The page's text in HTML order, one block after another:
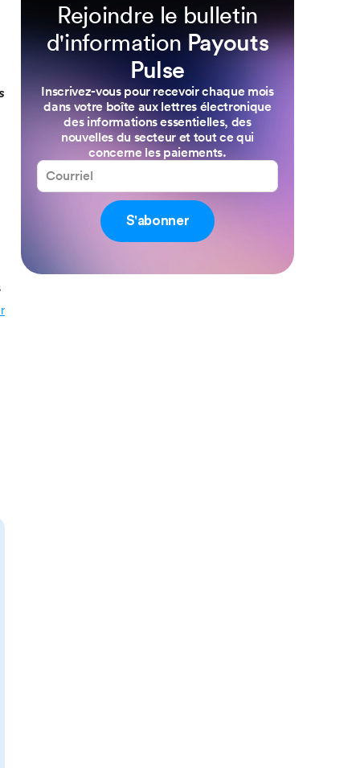
Rejoindre le bulletin
d'information Payouts
Pulse
Inscrivez-vous pour recevoir chaque mois
dans votre boîte aux lettres électronique
des informations essentielles, des
nouvelles du secteur et tout ce qui
concerne les paiements.
S'abonner